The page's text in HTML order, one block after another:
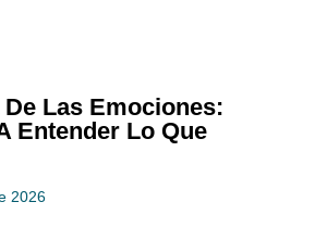
De Las Emociones:
Entender Lo Que
2026